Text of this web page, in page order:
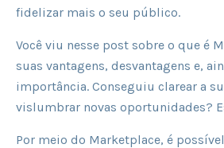
fidelizar mais o seu público.
Você viu nesse post sobre o que é
suas vantagens, desvantagens e,
importância. Conseguiu clarear a
vislumbrar novas oportunidades?
Por meio do Marketplace, é